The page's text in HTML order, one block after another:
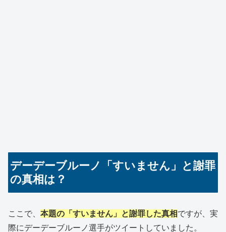
デーデーブルーノ「すいません」と謝罪
の真相は？
ここで、 本題の「すいません」と謝罪した真相ですが、実
際にデーデーブルーノ選手がツイートしていました。